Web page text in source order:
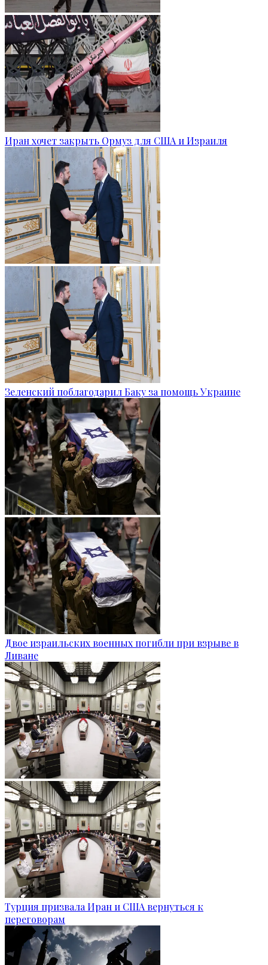
Иран хочет закрыть Ормуз для США и Израиля
Зеленский поблагодарил Баку за помощь Украине
Двое израильских военных погибли при взрыве в
Ливане
Турция призвала Иран и США вернуться к
переговорам